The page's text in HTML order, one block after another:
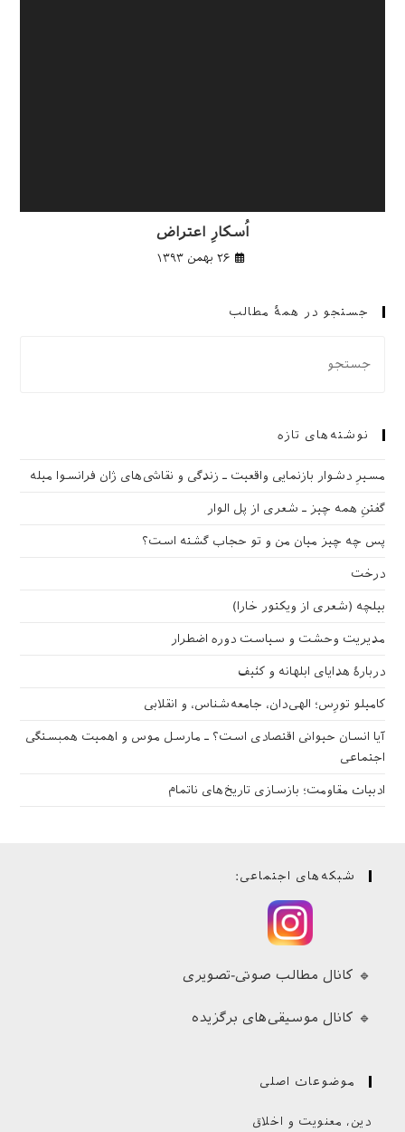
اُسکارِ اعتراض
۲۶ بهمن ۱۳۹۳
جستجو در همهٔ مطالب
نوشته‌های تازه
مسیرِ دشوار بازنمایی واقعیت ـ زندگی و نقاشی‌های ژان فرانسوا میله
گفتنِ همه چیز ـ شعری از پل الوار
پس چه چیز میان من و تو حجاب گشته است؟
درخت
بیلچه (شعری از ویکتور خارا)
مدیریت وحشت و سیاست دوره اضطرار
دربارهٔ هدایای ابلهانه و کثیف
کامیلو تورِس؛ الهی‌دان، جامعه‌شناس، و انقلابی
آیا انسان حیوانی اقتصادی است؟ ـ مارسل موس و اهمیت همبستگی
اجتماعی
ادبیات مقاومت؛ بازسازی تاریخ‌های ناتمام
شبکه‌های اجتماعی:
🔹 کانال مطالب صوتی-تصویری
🔹 کانال موسیقی‌های برگزیده
موضوعات اصلی
دین، معنویت و اخلاق